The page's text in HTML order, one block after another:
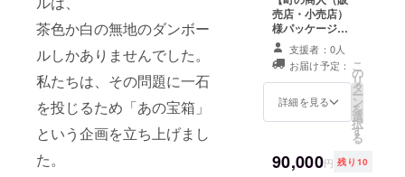
茶色か白の無地のダンボー
ルしかありませんでした。
私たちは、その問題に一石
を投じるため「あの宝箱」
という企画を立ち上げまし
た。
売店・小売店）
様パッケージ】
・「あの宝箱
（中）」を50箱
プレゼント （送
料込） ・ちいさ
いメダルを1枚プ
支援者：0人
お届け予定：
詳細を見る
こ
の
リ
タ
ー
ン
を
選
択
す
る
90,000円 残り10